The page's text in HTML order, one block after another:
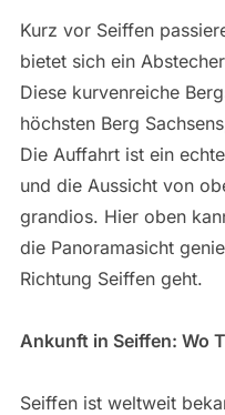
Kurz vor Seiffen
bietet sich ein
Diese kurvenreiche
höchsten Berg
Die Auffahrt ist ein
und die Aussicht von
grandios. Hier oben
die Panoramasicht
Richtung Seiffen geht.
Ankunft in Seiffen: Wo
Seiffen ist weltweit